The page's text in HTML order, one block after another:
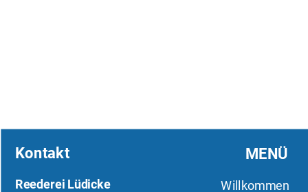
MENÜ
Willkommen
Kontakt
Reederei Lüdicke